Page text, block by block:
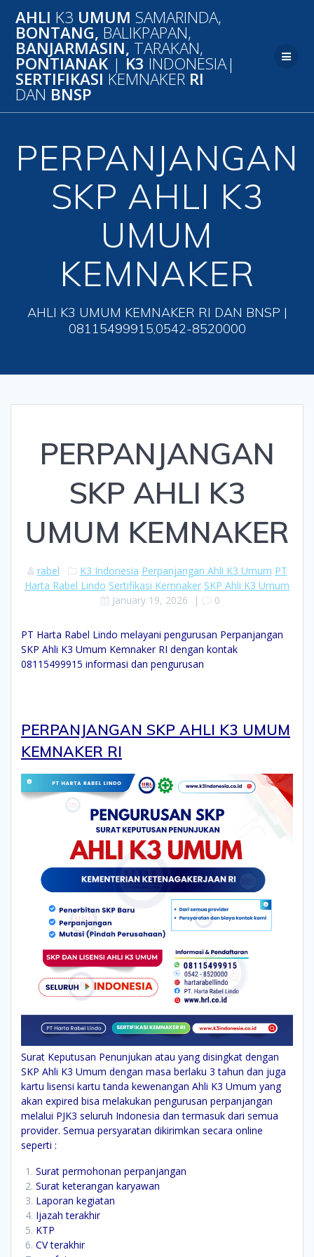
to
content
AHLI K3 UMUM SAMARINDA,
BONTANG, BALIKPAPAN,
BANJARMASIN, TARAKAN,
PONTIANAK | K3 INDONESIA|
SERTIFIKASI KEMNAKER RI
DAN BNSP
PERPANJANGAN
SKP AHLI K3
UMUM
KEMNAKER
AHLI K3 UMUM KEMNAKER RI DAN BNSP |
08115499915,0542-8520000
PERPANJANGAN
SKP AHLI K3
UMUM KEMNAKER
rabel K3 Indonesia Perpanjangan Ahli K3 Umum PT
Harta Rabel Lindo Sertifikasi Kemnaker SKP Ahli K3 Umum
January 19, 2026 | 0
PT Harta Rabel Lindo melayani pengurusan Perpanjangan
SKP Ahli K3 Umum Kemnaker RI dengan kontak
08115499915 informasi dan pengurusan
PERPANJANGAN SKP AHLI K3 UMUM
KEMNAKER RI
Surat Keputusan Penunjukan atau yang disingkat dengan
SKP Ahli K3 Umum dengan masa berlaku 3 tahun dan juga
kartu lisensi kartu tanda kewenangan Ahli K3 Umum yang
akan expired bisa melakukan pengurusan perpanjangan
melalui PJK3 seluruh Indonesia dan termasuk dari semua
provider. Semua persyaratan dikirimkan secara online
seperti :
Surat permohonan perpanjangan
Surat keterangan karyawan
Laporan kegiatan
Ijazah terakhir
KTP
CV terakhir